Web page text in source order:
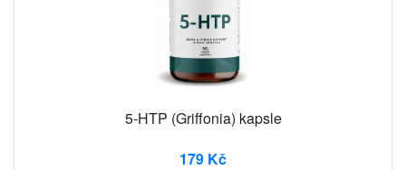
5-HTP (Griffonia) kapsle
179 Kč